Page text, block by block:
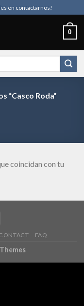
en contactarnos!
0
“Casco Roda”
coincidan con tu
FAQ